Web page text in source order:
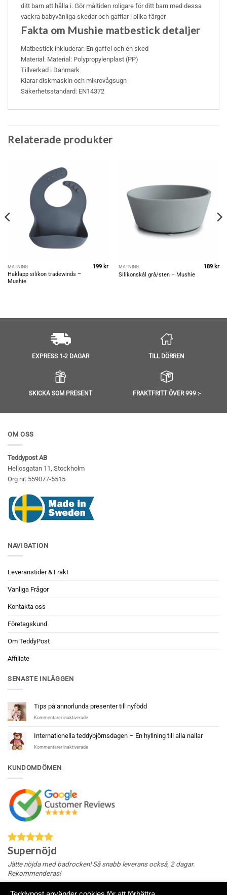
ditt barn att hålla i. Gör måltiden roligare för ditt barn med dessa
vackra babyvänliga skedar och gafflar i olika färger.
Fakta om Mushie matbestick detaljer
Matbestick inkluderar: En gaffel och en sked
Material: Material: Polypropylenplast (PP)
Tillverkad i Danmark
Klarar diskmaskin och mikrovågsugn
Säkerhetsstandard: EN14372
Relaterade produkter
MATNING
Haklapp silikon tradewinds –
Mushie
199kr MATNING
Silikonskål grå/sten – Mushie
189kr
EXPRESS 1-2 DAGAR TILL DÖRREN
SKICKA SOM PRESENT FRAKTFRITT ÖVER 999 :-
OM OSS
Teddypost AB
Heliosgatan 11, Stockholm
Org nr: 559077-5515
NAVIGATION
Leveranstider & Frakt
Vanliga Frågor
Kontakta oss
Företagskund
Om TeddyPost
Affiliate
SENASTE INLÄGGEN
Tips på annorlunda presenter till nyfödd
Kommentarer inaktiveradeför
på
annorlunda
presenter
Internationella teddybjörnsdagen – En hyllning till alla nallar
Kommentarer inaktiveradeför
nallar
KUNDOMDÖMEN
Supernöjd
Jätte nöjda med badrocken! Så snabb leverans också, 2 dagar.
Rekommenderas!